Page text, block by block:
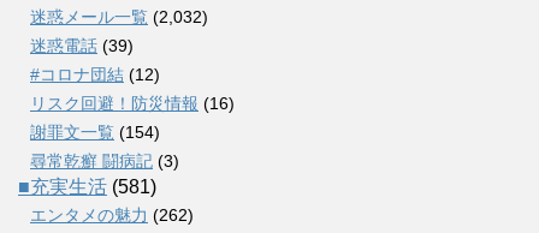
迷惑メール一覧 (2,032)
迷惑電話 (39)
#コロナ団結 (12)
リスク回避！防災情報 (16)
謝罪文一覧 (154)
尋常乾癬 闘病記 (3)
■充実生活 (581)
エンタメの魅力 (262)